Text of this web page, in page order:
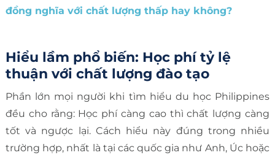
đồng nghĩa với chất lượng thấp hay không?
Hiểu lầm phổ biến: Học phí tỷ lệ
thuận với chất lượng đào tạo
Phần lớn mọi người khi tìm hiểu du học Philippines
đều cho rằng: Học phí càng cao thì chất lượng càng
tốt và ngược lại. Cách hiểu này đúng trong nhiều
trường hợp, nhất là tại các quốc gia như Anh, Úc hoặc